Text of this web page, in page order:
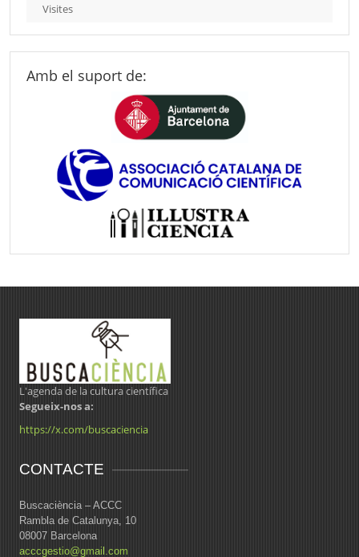
Visites
Amb el suport de:
L'agenda de la cultura científica
Segueix-nos a:
https://x.com/buscaciencia
CONTACTE
Buscaciència – ACCC
Rambla de Catalunya, 10
08007 Barcelona
acccgestio@gmail.com